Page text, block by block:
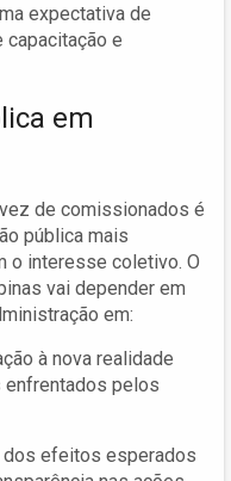
expectativa de
capacitação e
em
de comissionados é
pública mais
o interesse coletivo. O
vai depender em
em:
à nova realidade
pelos
dos efeitos esperados